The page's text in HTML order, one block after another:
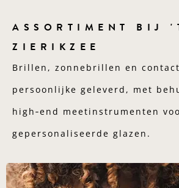
ASSORTIMENT BIJ
ZIERIKZEE
Brillen, zonnebrillen en
persoonlijke geleverd, met
high‑end meetinstrumenten
gepersonaliseerde glazen.